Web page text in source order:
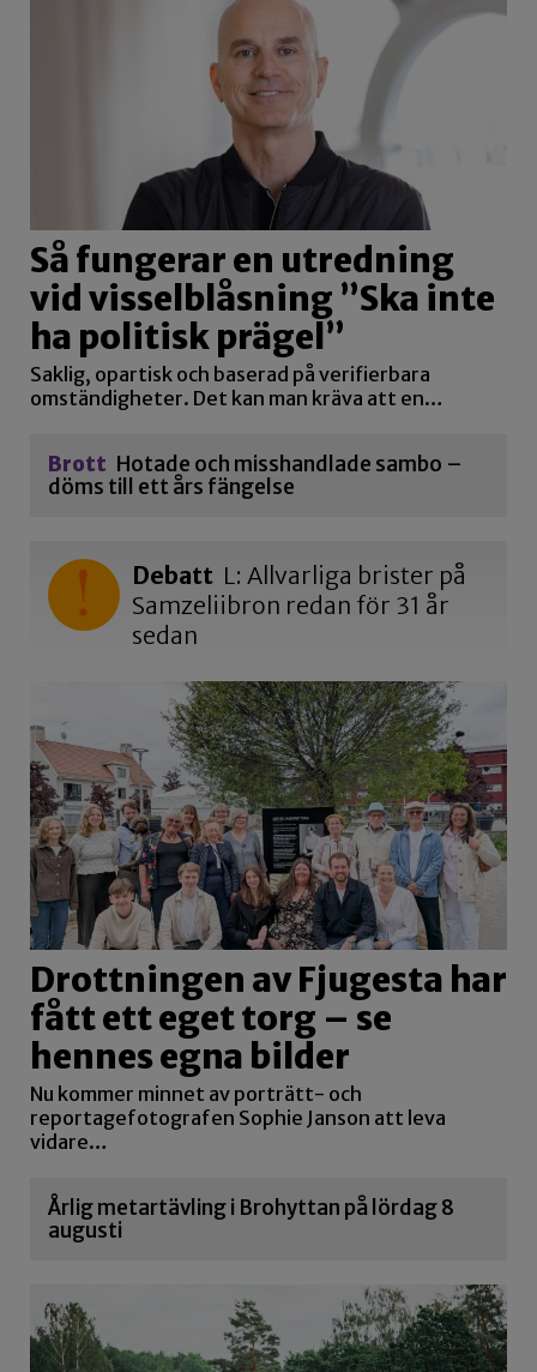
Så fungerar en utredning
vid visselblåsning ”Ska inte
ha politisk prägel”
Saklig, opartisk och baserad på verifierbara
omständigheter. Det kan man kräva att en…
Brott Hotade och misshandlade sambo –
döms till ett års fängelse
Debatt L: Allvarliga brister på
Samzeliibron redan för 31 år
sedan
Drottningen av Fjugesta har
fått ett eget torg – se
hennes egna bilder
Nu kommer minnet av porträtt- och
reportagefotografen Sophie Janson att leva
vidare…
Årlig metartävling i Brohyttan på lördag 8
augusti